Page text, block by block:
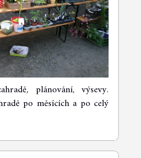
plánování, výsevy.
po měsících a po celý